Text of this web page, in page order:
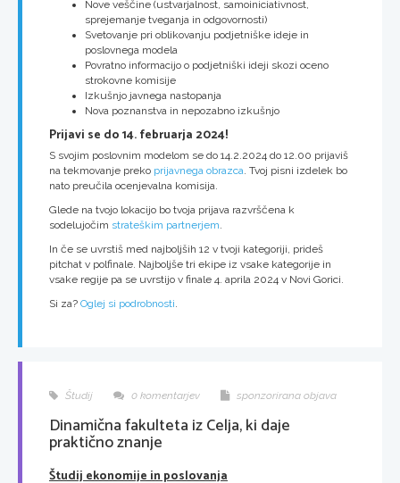
Nove veščine (ustvarjalnost, samoiniciativnost,
sprejemanje tveganja in odgovornosti)
Svetovanje pri oblikovanju podjetniške ideje in
poslovnega modela
Povratno informacijo o podjetniški ideji skozi oceno
strokovne komisije
Izkušnjo javnega nastopanja
Nova poznanstva in nepozabno izkušnjo
Prijavi se do 14. februarja 2024!
S svojim poslovnim modelom se do 14.2.2024 do 12.00 prijaviš
na tekmovanje preko prijavnega obrazca . Tvoj pisni izdelek bo
nato preučila ocenjevalna komisija.
Glede na tvojo lokacijo bo tvoja prijava razvrščena k
sodelujočim strateškim partnerjem
In če se uvrstiš med najboljših 12 v tvoji kategoriji, prideš
pitchat v polfinale. Najboljše tri ekipe iz vsake kategorije in
vsake regije pa se uvrstijo v finale 4. aprila 2024 v Novi Gorici.
Si za? Oglej si podrobnosti
Študij 0 komentarjev sponzorirana objava
Dinamična fakulteta iz Celja, ki daje
praktično znanje
Študij ekonomije in poslovanja